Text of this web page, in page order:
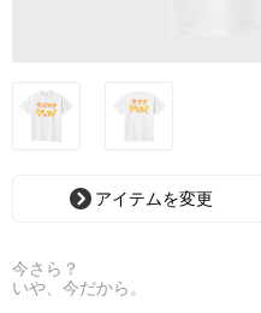
アイテムを変更
今さら？
いや、今だから。